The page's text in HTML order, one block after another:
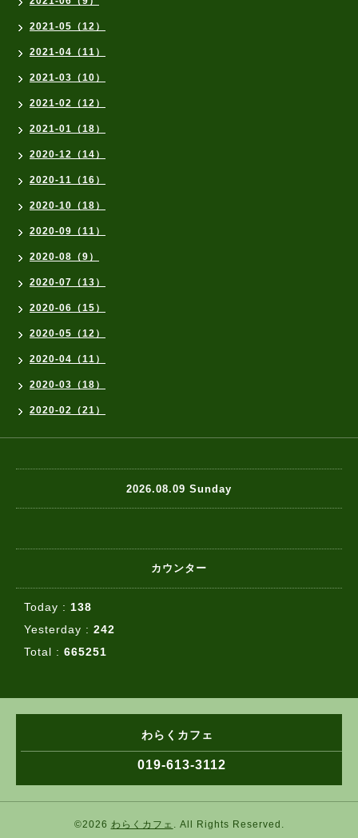
2021-05（12）
2021-04（11）
2021-03（10）
2021-02（12）
2021-01（18）
2020-12（14）
2020-11（16）
2020-10（18）
2020-09（11）
2020-08（9）
2020-07（13）
2020-06（15）
2020-05（12）
2020-04（11）
2020-03（18）
2020-02（21）
2026.08.09 Sunday
カウンター
Today : 138
Yesterday : 242
Total : 665251
わらくカフェ
019-613-3112
©2026 わらくカフェ . All Rights Reserved.